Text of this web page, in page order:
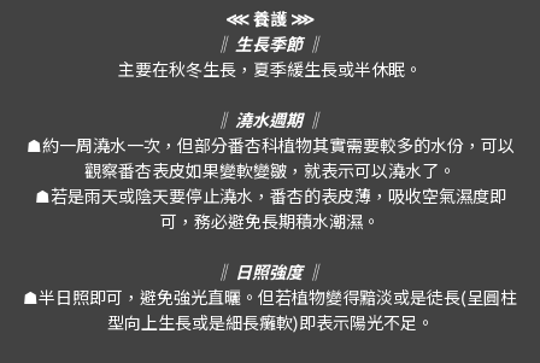
⋘ 養護 ⋙
‖ 生長季節 ‖
主要在秋冬生長，夏季緩生長或半休眠。
‖ 澆水週期 ‖
☗約一周澆水一次，但部分番杏科植物其實需要較多的水份，可以
觀察番杏表皮如果變軟變皺，就表示可以澆水了。
☗若是雨天或陰天要停止澆水，番杏的表皮薄，吸收空氣濕度即
可，務必避免長期積水潮濕。
‖ 日照強度 ‖
☗半日照即可，避免強光直曬。但若植物變得黯淡或是徒長(呈圓柱
型向上生長或是細長癱軟)即表示陽光不足。